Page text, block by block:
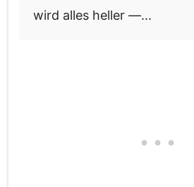
wird alles heller —...